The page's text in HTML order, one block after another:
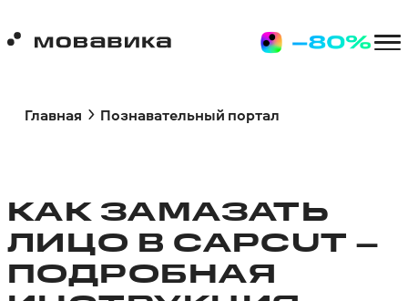
Главная Познавательный портал
КАК ЗАМАЗАТЬ
ЛИЦО В CAPСUT –
ПОДРОБНАЯ